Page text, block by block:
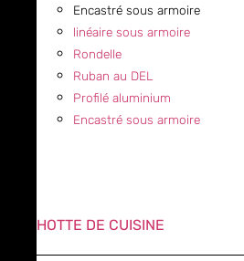
Encastré sous armoire
linéaire sous armoire
Rondelle
Ruban au DEL
Profilé aluminium
Encastré sous armoire
HOTTE DE CUISINE